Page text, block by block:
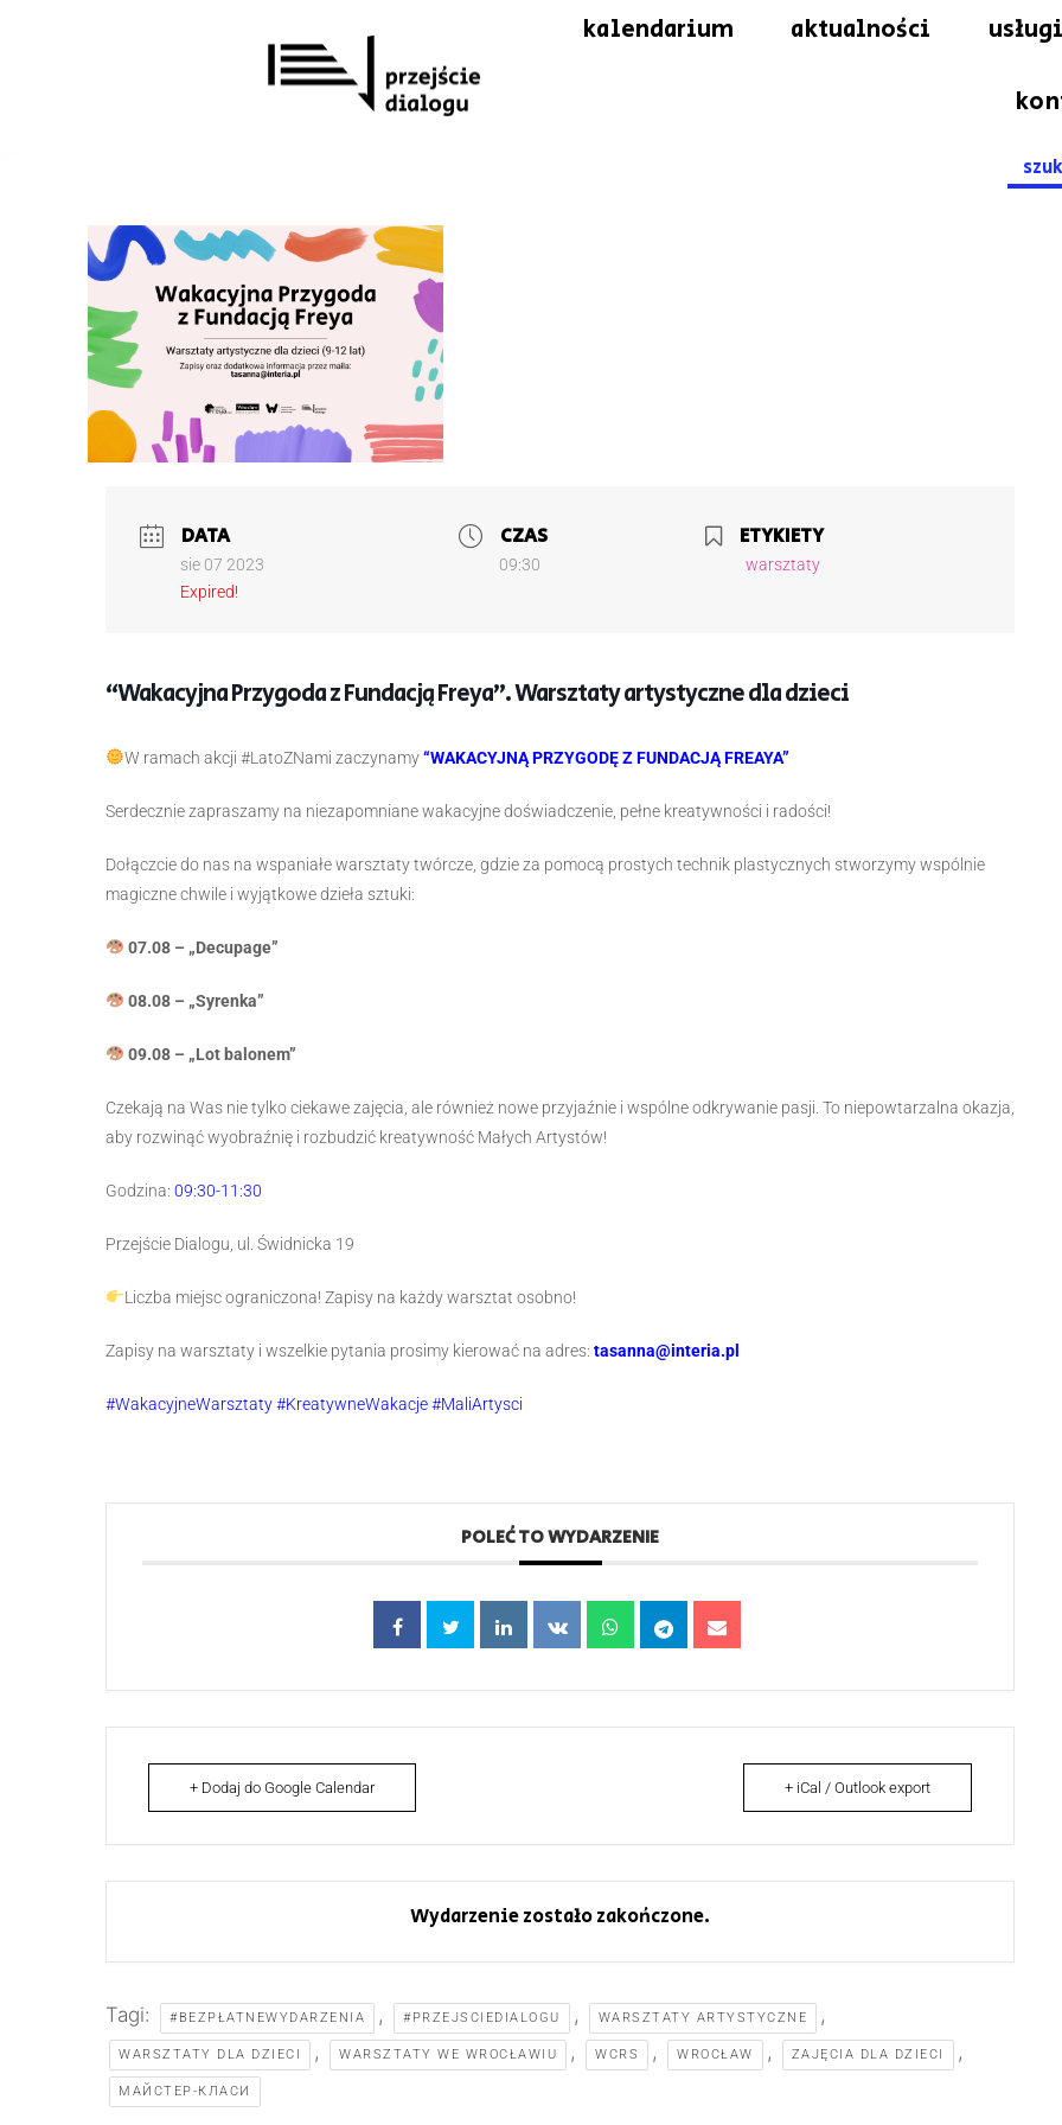
kalendarium aktualności
for:
DATA
sie 07 2023
Expired!
CZAS
09:30
ETYKIETY
warsztaty
“Wakacyjna Przygoda z Fundacją Freya”. Warsztaty artystyczne dla dzieci
W ramach akcji #LatoZNami zaczynamy“WAKACYJNĄ PRZYGODĘ Z FUNDACJĄ FREAYA”
Serdecznie zapraszamy na niezapomniane wakacyjne doświadczenie, pełne kreatywności i radości!
Dołączcie do nas na wspaniałe warsztaty twórcze, gdzie za pomocą prostych technik plastycznych stworzymy wspólnie
magiczne chwile i wyjątkowe dzieła sztuki:
07.08 – „Decupage”
08.08 – „Syrenka”
09.08 – „Lot balonem”
Czekają na Was nie tylko ciekawe zajęcia, ale również nowe przyjaźnie i wspólne odkrywanie pasji. To niepowtarzalna okazja,
aby rozwinąć wyobraźnię i rozbudzić kreatywność Małych Artystów!
Godzina: 09:30-11:30
Przejście Dialogu, ul. Świdnicka 19
Liczba miejsc ograniczona! Zapisy na każdy warsztat osobno!
Zapisy na warsztaty i wszelkie pytania prosimy kierować na adres: tasanna@interia.pl
#WakacyjneWarsztaty #KreatywneWakacje #MaliArtysci
POLEĆ TO WYDARZENIE
+ Dodaj do Google Calendar + iCal / Outlook export
Wydarzenie zostało zakończone.
Tagi: #BEZPŁATNEWYDARZENIA , #PRZEJSCIEDIALOGU , WARSZTATY ARTYSTYCZNE ,
WARSZTATY DLA DZIECI , WARSZTATY WE WROCŁAWIU , WCRS , WROCŁAW , ZAJĘCIA DLA DZIECI ,
МАЙСТЕР-КЛАСИ